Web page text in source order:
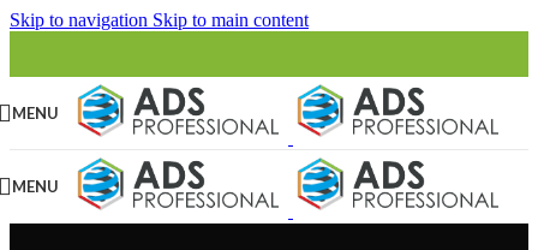
Skip to navigation Skip to main content
MENU
MENU